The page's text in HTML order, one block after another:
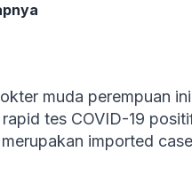
muda perempuan
tes COVID-19
merupakan imported